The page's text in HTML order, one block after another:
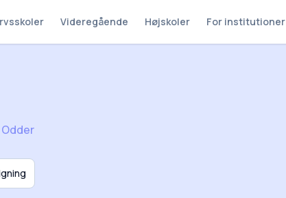
Videregående Højskoler For institutioner